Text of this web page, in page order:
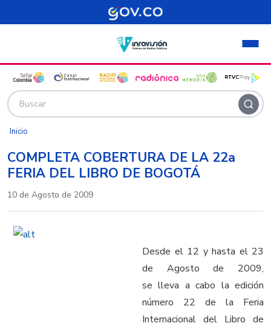
Pasar al contenido principal
Inicio
COMPLETA COBERTURA DE LA 22a
FERIA DEL LIBRO DE BOGOTÁ
10 de Agosto de 2009
Desde el 12 y hasta el 23
de Agosto de 2009,
se lleva a cabo la edición
número 22 de la Feria
Internacional del Libro de